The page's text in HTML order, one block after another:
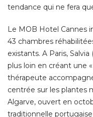
tendance qui ne fera
Le MOB Hotel Cannes
43 chambres
existants. A Paris,
plus loin en créant une
thérapeute
centrée sur les plantes
Algarve, ouvert en
traditionnelle